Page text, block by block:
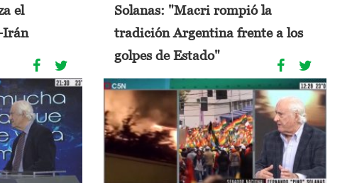
el
Irán
Solanas: "Macri rompió la
tradición Argentina frente a los
golpes de Estado"